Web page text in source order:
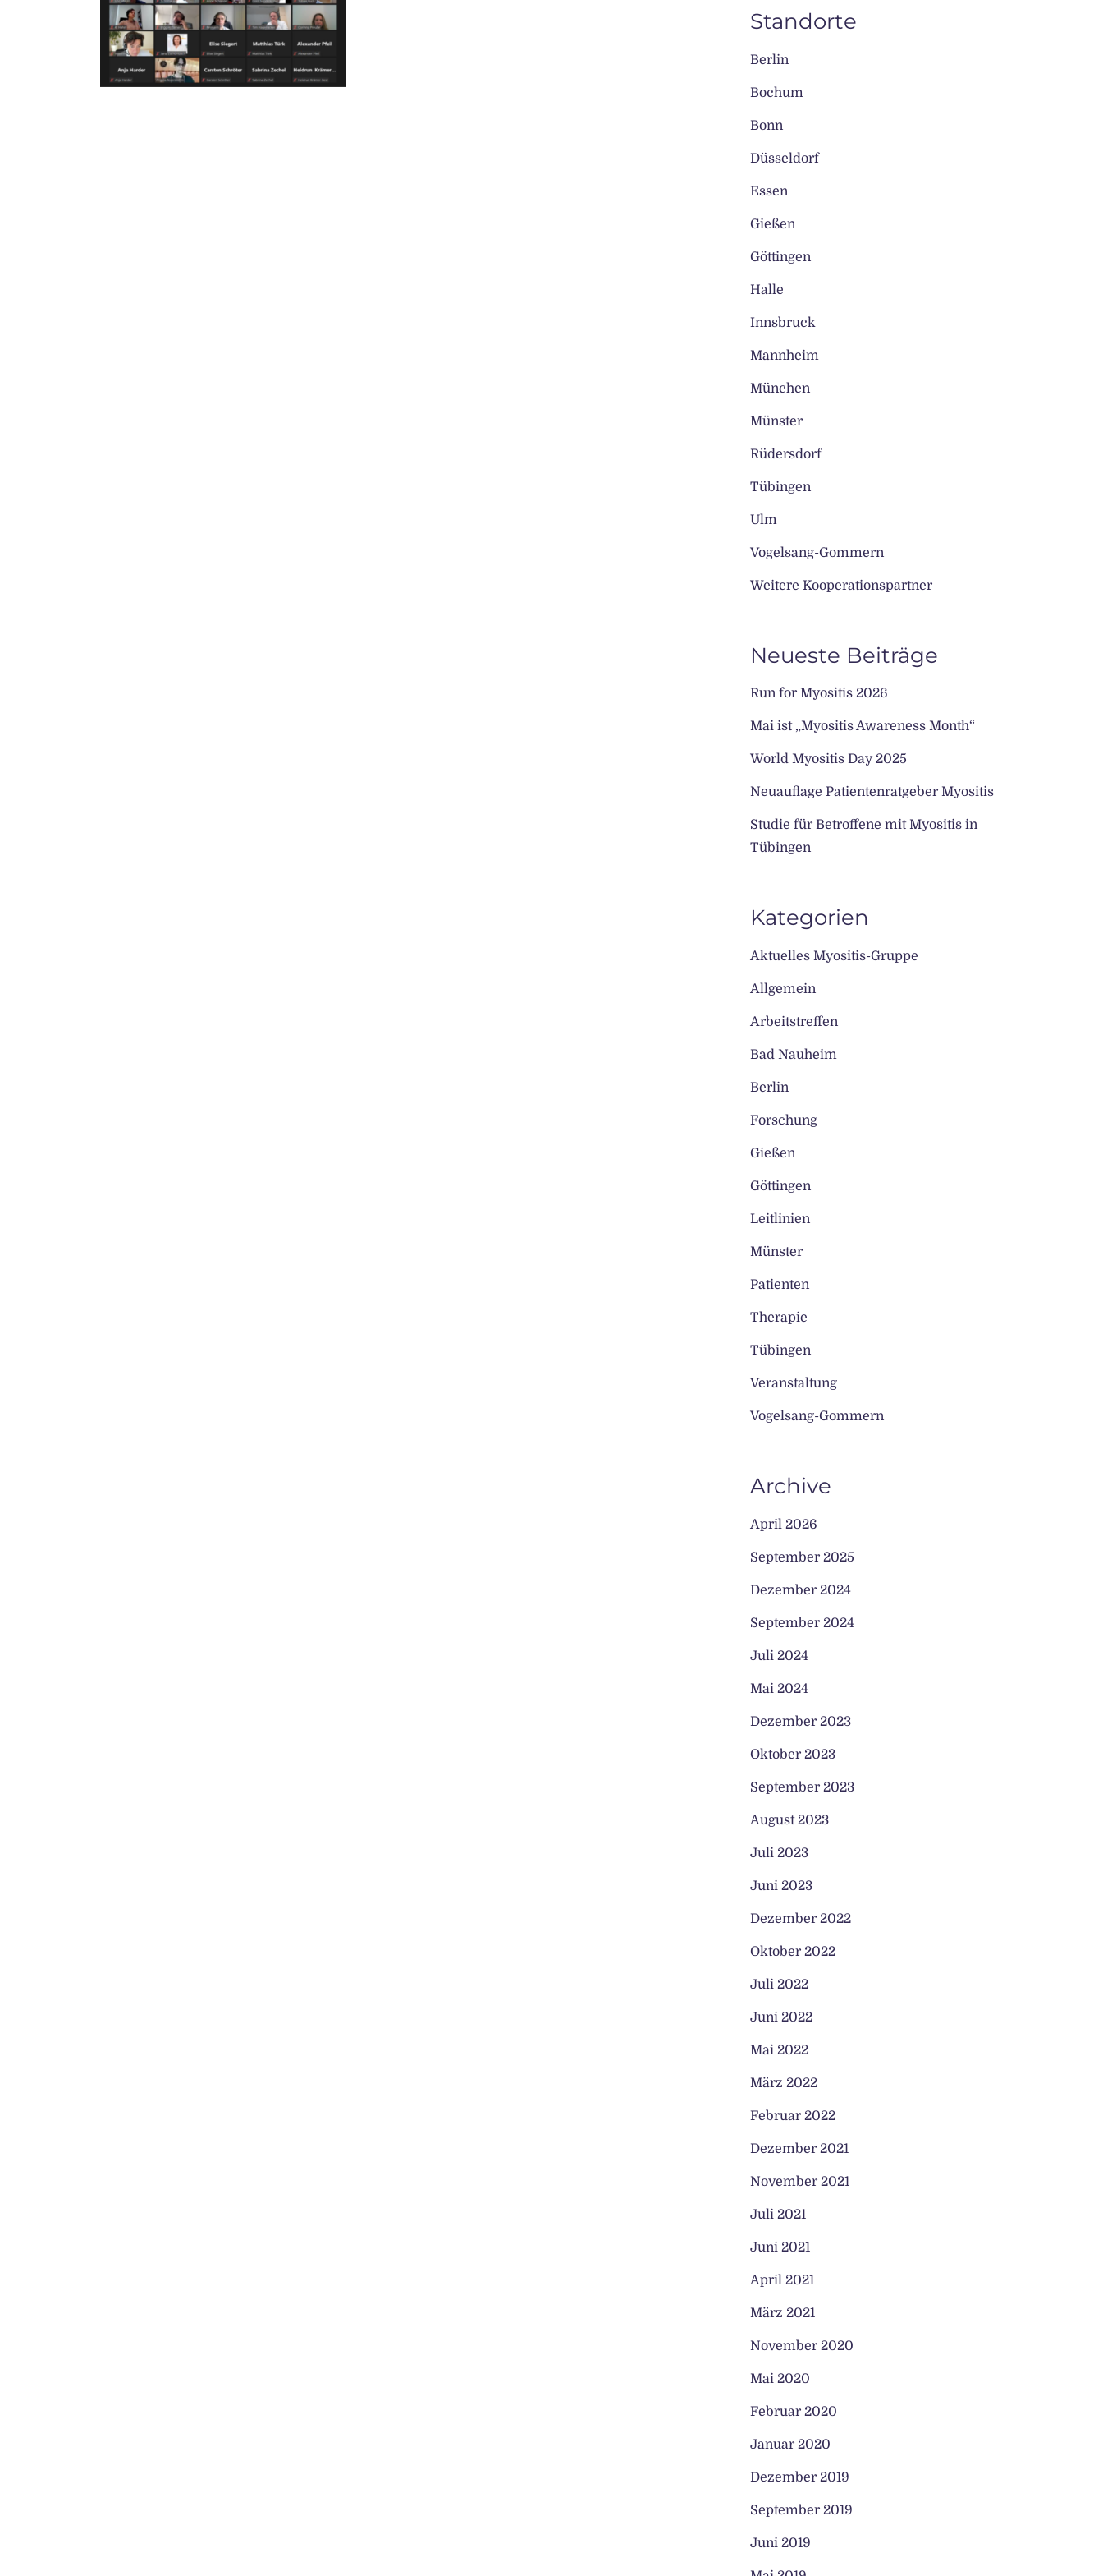
Standorte
Berlin
Bochum
Bonn
Düsseldorf
Essen
Gießen
Göttingen
Halle
Innsbruck
Mannheim
München
Münster
Rüdersdorf
Tübingen
Ulm
Vogelsang-Gommern
Weitere Kooperationspartner
Neueste Beiträge
Run for Myositis 2026
Mai ist „Myositis Awareness Month“
World Myositis Day 2025
Neuauflage Patientenratgeber Myositis
Studie für Betroffene mit Myositis in
Tübingen
Kategorien
Aktuelles Myositis-Gruppe
Allgemein
Arbeitstreffen
Bad Nauheim
Berlin
Forschung
Gießen
Göttingen
Leitlinien
Münster
Patienten
Therapie
Tübingen
Veranstaltung
Vogelsang-Gommern
Archive
April 2026
September 2025
Dezember 2024
September 2024
Juli 2024
Mai 2024
Dezember 2023
Oktober 2023
September 2023
August 2023
Juli 2023
Juni 2023
Dezember 2022
Oktober 2022
Juli 2022
Juni 2022
Mai 2022
März 2022
Februar 2022
Dezember 2021
November 2021
Juli 2021
Juni 2021
April 2021
März 2021
November 2020
Mai 2020
Februar 2020
Januar 2020
Dezember 2019
September 2019
Juni 2019